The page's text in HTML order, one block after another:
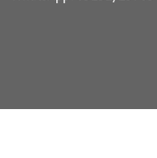
Kangoo Radkastenschutz,
Toyota Proace City